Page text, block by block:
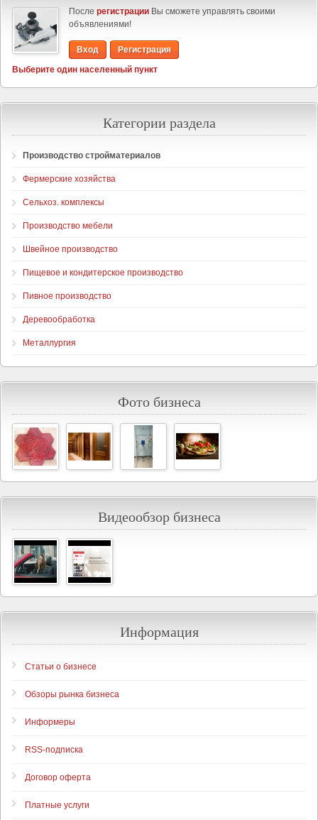
После регистрации Вы сможете управлять своими
объявлениями!
Вход
Регистрация
Выберите один населенный пункт
Категории раздела
Производство стройматериалов
Фермерские хозяйства
Сельхоз. комплексы
Производство мебели
Швейное производство
Пищевое и кондитерское производство
Пивное производство
Деревообработка
Металлургия
Фото бизнеса
Видеообзор бизнеса
Информация
Статьи о бизнесе
Обзоры рынка бизнеса
Информеры
RSS-подписка
Договор оферта
Платные услуги